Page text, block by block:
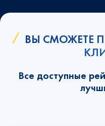
ВЫ СМОЖЕТЕ
Все доступные